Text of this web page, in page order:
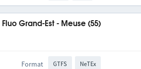
Grand-Est - Meuse (55)
Format GTFS NeTEx